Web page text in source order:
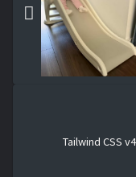
Tailwind CSS